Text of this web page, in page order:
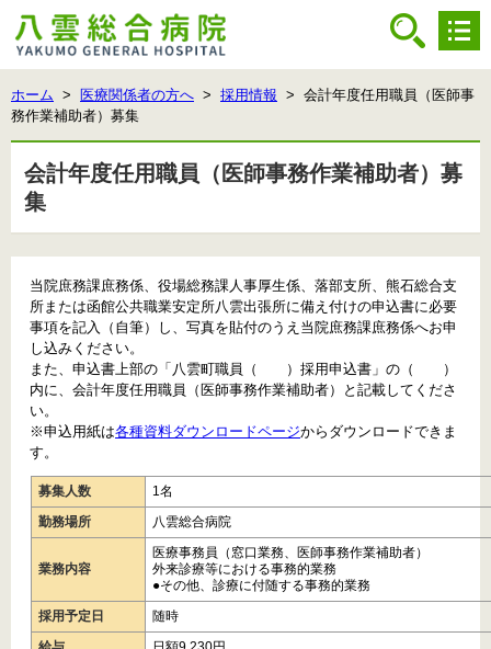
ホーム > 医療関係者の方へ > 採用情報 > 会計年度任用職員（医師事
務作業補助者）募集
会計年度任用職員（医師事務作業補助者）募
集
当院庶務課庶務係、役場総務課人事厚生係、落部支所、熊石総合支
所または函館公共職業安定所八雲出張所に備え付けの申込書に必要
事項を記入（自筆）し、写真を貼付のうえ当院庶務課庶務係へお申
し込みください。
また、申込書上部の「八雲町職員（ ）採用申込書」の（ ）
内に、会計年度任用職員（医師事務作業補助者）と記載してくださ
い。
※申込用紙は各種資料ダウンロードページからダウンロードできま
す。
募集人数
1名
勤務場所
八雲総合病院
業務内容
医療事務員（窓口業務、医師事務作業補助者）
外来診療等における事務的業務
●その他、診療に付随する事務的業務
採用予定日
随時